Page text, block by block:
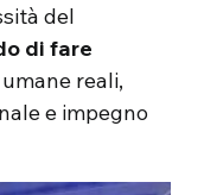
del
di fare
reali,
e impegno